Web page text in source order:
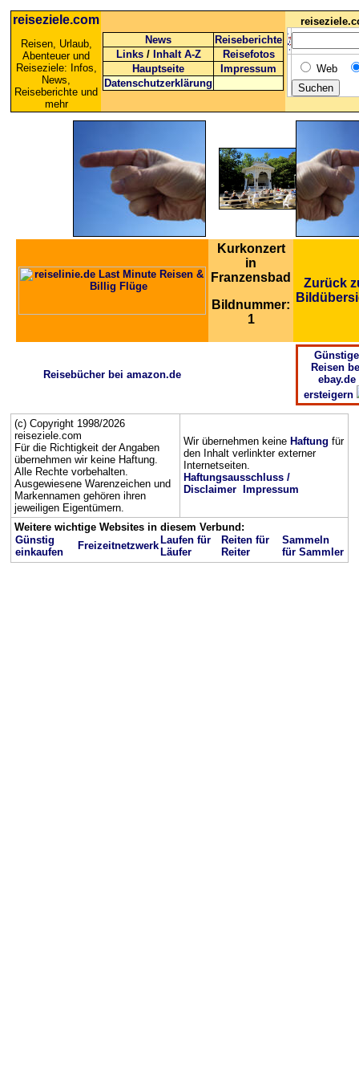
reiseziele.com
Reisen, Urlaub,
Abenteuer und
Reiseziele: Infos,
News,
Reiseberichte und
mehr
News
Reiseberichte
Links / Inhalt A-Z
Reisefotos
Hauptseite
Impressum
Datenschutzerklärung
Web
Kurkonzert
in
Franzensbad
Bildnummer:
1
Zurück
Reisebücher bei amazon.de
Günstige
Reisen
ebay.de
ersteigern
(c) Copyright 1998/2026
reiseziele.com
Für die Richtigkeit der Angaben
übernehmen wir keine Haftung.
Alle Rechte vorbehalten.
Ausgewiesene Warenzeichen und
Markennamen gehören ihren
jeweiligen Eigentümern.
Wir übernehmen keine Haftung für
den Inhalt verlinkter externer
Internetseiten.
Haftungsausschluss /
Disclaimer
Impressum
Weitere wichtige Websites in diesem Verbund:
Günstig
einkaufen
Freizeitnetzwerk Laufen für
Läufer
Reiten für
Reiter
Sammeln
für Sammler